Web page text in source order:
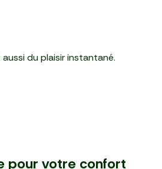
aussi du plaisir instantané.
pour votre confort